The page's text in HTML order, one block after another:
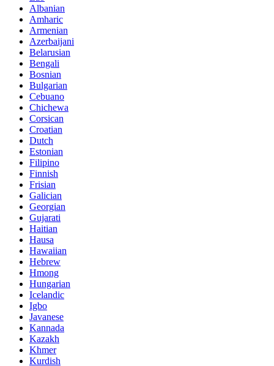
Albanian
Amharic
Armenian
Azerbaijani
Belarusian
Bengali
Bosnian
Bulgarian
Cebuano
Chichewa
Corsican
Croatian
Dutch
Estonian
Filipino
Finnish
Frisian
Galician
Georgian
Gujarati
Haitian
Hausa
Hawaiian
Hebrew
Hmong
Hungarian
Icelandic
Igbo
Javanese
Kannada
Kazakh
Khmer
Kurdish